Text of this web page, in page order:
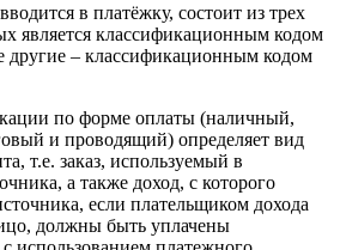
в платёжку, состоит из трех
является классификационным кодом
другие – классификационным кодом
по форме оплаты (наличный,
и проводящий) определяет вид
т.е. заказ, используемый в
а также доход, с которого
если плательщиком дохода
должны быть уплачены